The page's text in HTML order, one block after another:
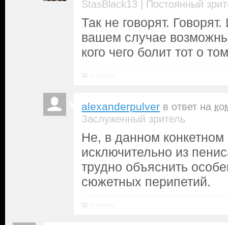
StasBlack13 Постоянный
Так не говорят.
вашем случае
кого чего болит тот о
alexanderpulver в ответ на
Заслуженный зритель
Не, в данном конкетном
исключительно из
трудно объяснить
сюжетных перипетий.